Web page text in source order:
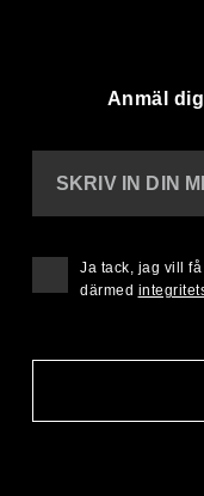
Anmäl
SKRIV IN DIN
Ja tack, jag vill
därmed